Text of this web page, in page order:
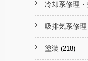
冷却系修理・
吸排気系修
塗装 (218)